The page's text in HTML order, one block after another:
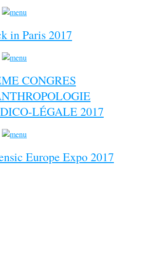
in Paris 2017
CONGRES
LÉGALE 2017
Europe Expo 2017